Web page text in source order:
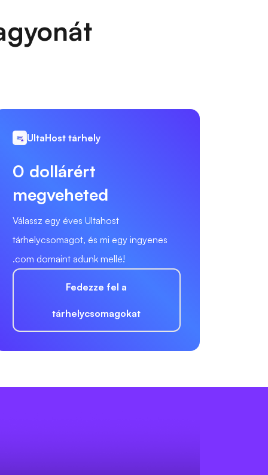
UltaHost tárhely
0 dollárért
megveheted
Válassz egy éves Ultahost
tárhelycsomagot, és mi egy ingyenes
.com domaint adunk mellé!
Fedezze fel a
tárhelycsomagokat